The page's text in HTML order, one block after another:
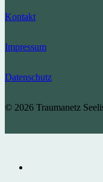
Kontakt
Impressum
Datenschutz
© 2026 Traumanetz